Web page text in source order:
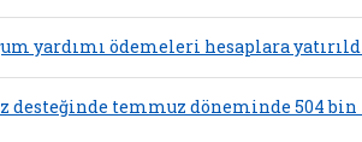
yardımı ödemeleri hesaplara
desteğinde temmuz döneminde 504